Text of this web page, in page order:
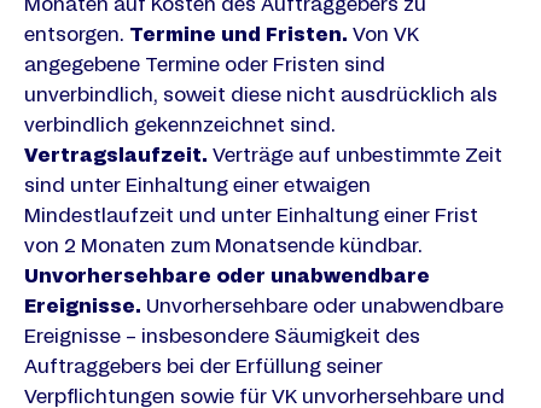
Monaten auf Kosten des Auftraggebers zu
entsorgen. Termine und Fristen. Von VK
angegebene Termine oder Fristen sind
unverbindlich, soweit diese nicht ausdrücklich als
verbindlich gekennzeichnet sind.
Vertragslaufzeit. Verträge auf unbestimmte Zeit
sind unter Einhaltung einer etwaigen
Mindestlaufzeit und unter Einhaltung einer Frist
von 2 Monaten zum Monatsende kündbar.
Unvorhersehbare oder unabwendbare
Ereignisse. Unvorhersehbare oder unabwendbare
Ereignisse – insbesondere Säumigkeit des
Auftraggebers bei der Erfüllung seiner
Verpflichtungen sowie für VK unvorhersehbare und